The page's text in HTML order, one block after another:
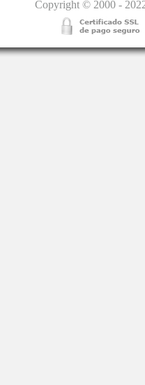
Copyright © 2000 -